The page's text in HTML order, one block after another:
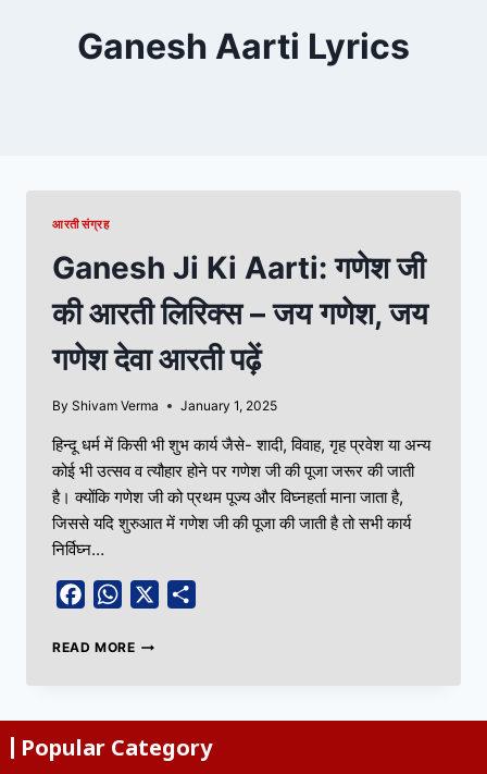
Ganesh Aarti Lyrics
आरती संग्रह
Ganesh Ji Ki Aarti: गणेश जी
की आरती लिरिक्स – जय गणेश, जय
गणेश देवा आरती पढ़ें
By Shivam Verma January 1, 2025
हिन्दू धर्म में किसी भी शुभ कार्य जैसे- शादी, विवाह, गृह प्रवेश या अन्य
कोई भी उत्सव व त्यौहार होने पर गणेश जी की पूजा जरूर की जाती
है। क्योंकि गणेश जी को प्रथम पूज्य और विघ्नहर्ता माना जाता है,
जिससे यदि शुरुआत में गणेश जी की पूजा की जाती है तो सभी कार्य
निर्विघ्न…
FacebookWhatsApp
READ MORE
Popular Category